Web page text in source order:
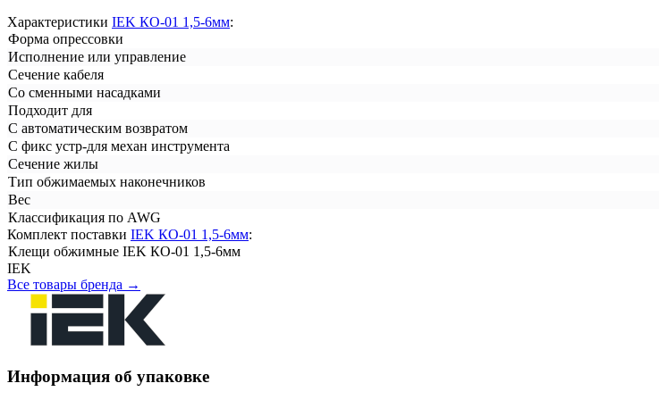
Характеристики IEK КО-01 1,5-6мм:
Форма опрессовки
Исполнение или управление
Сечение кабеля
Со сменными насадками
Подходит для
С автоматическим возвратом
С фикс устр-для механ инструмента
Сечение жилы
Тип обжимаемых наконечников
Вес
Классификация по AWG
Комплект поставки IEK КО-01 1,5-6мм:
Клещи обжимные IEK КО-01 1,5-6мм
IEK
Все товары бренда →
Информация об упаковке